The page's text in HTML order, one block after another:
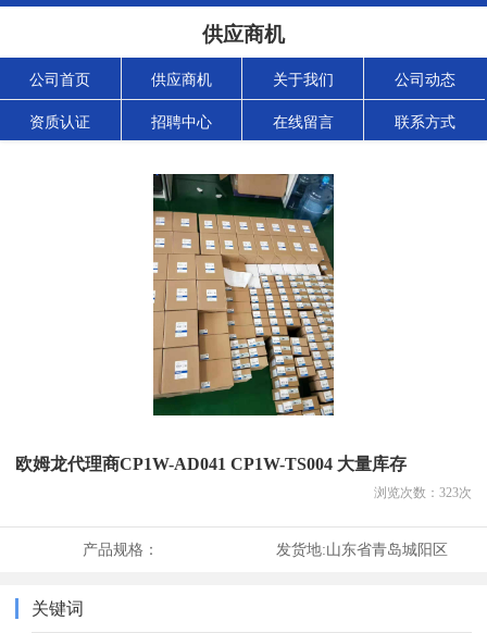
供应商机
公司首页 供应商机 关于我们 公司动态
资质认证 招聘中心 在线留言 联系方式
欧姆龙代理商CP1W-AD041 CP1W-TS004 大量库存
浏览次数： 323次
产品规格： 发货地:山东省青岛城阳区
关键词